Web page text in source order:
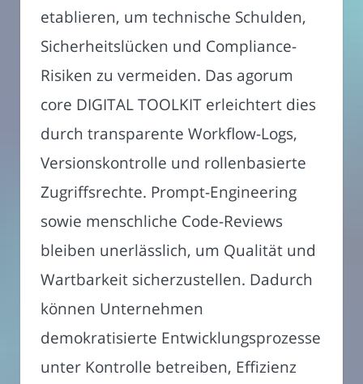
etablieren, um technische Schulden,
Sicherheitslücken und Compliance-
Risiken zu vermeiden. Das agorum
core DIGITAL TOOLKIT erleichtert dies
durch transparente Workflow-Logs,
Versionskontrolle und rollenbasierte
Zugriffsrechte. Prompt-Engineering
sowie menschliche Code-Reviews
bleiben unerlässlich, um Qualität und
Wartbarkeit sicherzustellen. Dadurch
können Unternehmen
demokratisierte Entwicklungsprozesse
unter Kontrolle betreiben, Effizienz